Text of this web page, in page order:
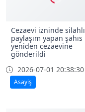
Cezaevi izninde silahlı
paylaşım yapan şahıs
yeniden cezaevine
gönderildi
2026-07-01 20:38:30
Asayiş